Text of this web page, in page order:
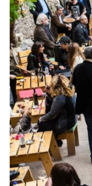
Συμβουλίου του Δήμου…